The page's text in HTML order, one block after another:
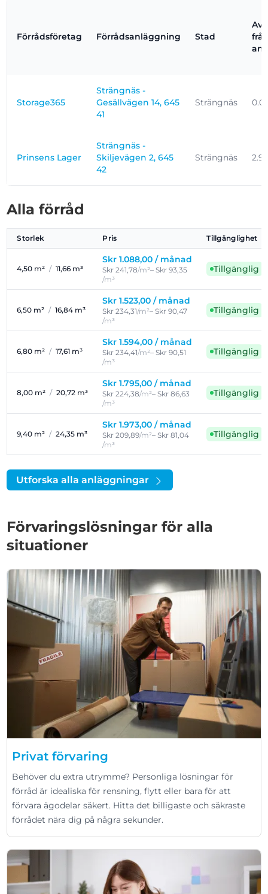
Förrådsföretag Förrådsanläggning Stad
Storage365
Strängnäs -
Gesällvägen 14, 645
41
Strängnäs
Prinsens Lager
Strängnäs -
Skiljevägen 2, 645
42
Strängnäs
Alla förråd
Storlek Pris Tillgänglighet
4,50 m² / 11,66 m³
Skr 1.088,00 / månad
Skr 241,78/m²– Skr 93,35
/m³
Tillgänglig
6,50 m² / 16,84 m³
Skr 1.523,00 / månad
Skr 234,31/m²– Skr 90,47
/m³
Tillgänglig
6,80 m² / 17,61 m³
Skr 1.594,00 / månad
Skr 234,41/m²– Skr 90,51
/m³
Tillgänglig
8,00 m² / 20,72 m³
Skr 1.795,00 / månad
Skr 224,38/m²– Skr 86,63
/m³
Tillgänglig
9,40 m² / 24,35 m³
Skr 1.973,00 / månad
Skr 209,89/m²– Skr 81,04
/m³
Tillgänglig
Utforska alla anläggningar
Förvaringslösningar för alla
situationer
Privat förvaring
Behöver du extra utrymme? Personliga lösningar för
förråd är idealiska för rensning, flytt eller bara för att
förvara ägodelar säkert. Hitta det billigaste och säkraste
förrådet nära dig på några sekunder.